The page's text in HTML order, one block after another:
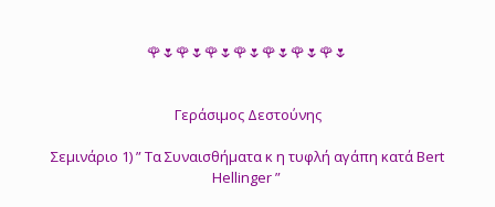
🌹🌷🌹🌷🌹🌷🌹🌷🌹🌷🌹🌷🌹🌷
Γεράσιμος Δεστούνης
Σεμινάριο 1) ” Τα Συναισθήματα κ η τυφλή αγάπη κατά Bert
Hellinger ”